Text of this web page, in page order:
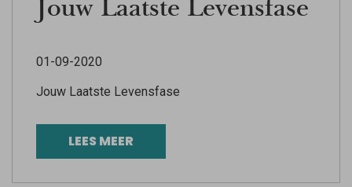
Jouw Laatste Levensfase
01-09-2020
Jouw Laatste Levensfase
LEES MEER